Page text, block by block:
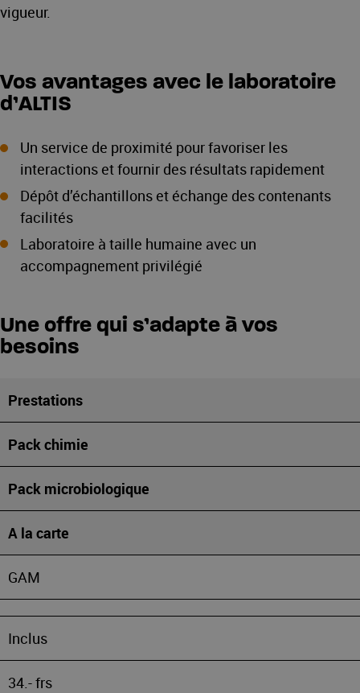
vigueur.
Vos avantages avec le laboratoire
d’ALTIS
Un service de proximité pour favoriser les
interactions et fournir des résultats rapidement
Dépôt d’échantillons et échange des contenants
facilités
Laboratoire à taille humaine avec un
accompagnement privilégié
Une offre qui s’adapte à vos
besoins
Prestations
Pack chimie
Pack microbiologique
A la carte
GAM
Inclus
34.- frs